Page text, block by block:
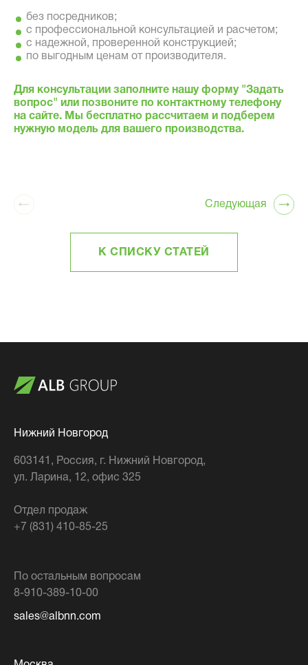
без посредников;
с профессиональной консультацией и расчетом;
с надежной, проверенной конструкцией;
по выгодным ценам от производителя.
Для консультации заполните нашу форму "Задать
вопрос" или позвоните по контактному телефону
на сайте. Мы бесплатно рассчитаем и подберем
нужную модель для вашего производства.
Следующая
К СПИСКУ СТАТЕЙ
Нижний Новгород
603141 , Россия, г. Нижний Новгород,
ул. Ларина, 12, офис 325
Отдел продаж
+7 (831) 410-85-25
По остальным вопросам
8-910-389-10-00
sales@albnn.com